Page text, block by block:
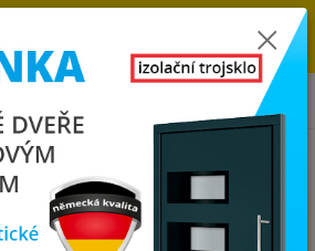
7 000 OKEN A DVEŘÍ SKLADEM U NÁS V
KLATOVECH.
0
0,00 Kč